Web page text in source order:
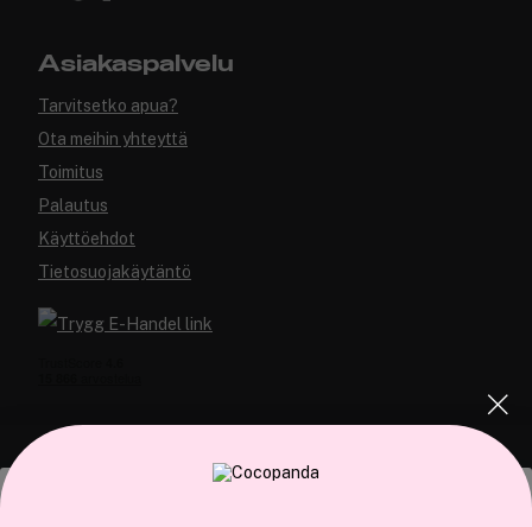
Asiakaspalvelu
Tarvitsetko apua?
Ota meihin yhteyttä
Toimitus
Palautus
Käyttöehdot
Tietosuojakäytäntö